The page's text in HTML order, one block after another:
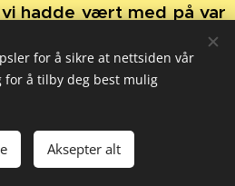
hadde vært med på var
mønstre om bord på
Siden vi kom selv og
vært med på, lot de
mønstre på.
for å sikre at nettsiden vår
for å tilby deg best mulig
Aksepter alt